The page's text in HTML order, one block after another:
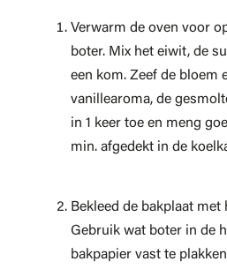
Verwarm de oven voor
boter. Mix het eiwit, de
een kom. Zeef de bloem
vanillearoma, de
in 1 keer toe en meng
min. afgedekt in de
Bekleed de bakplaat met
Gebruik wat boter in de
bakpapier vast te